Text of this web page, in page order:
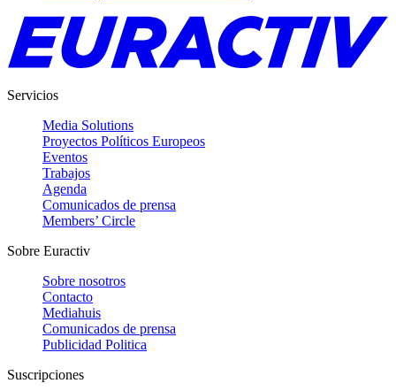
Servicios
Media Solutions
Proyectos Políticos Europeos
Eventos
Trabajos
Agenda
Comunicados de prensa
Members’ Circle
Sobre Euractiv
Sobre nosotros
Contacto
Mediahuis
Comunicados de prensa
Publicidad Politica
Suscripciones